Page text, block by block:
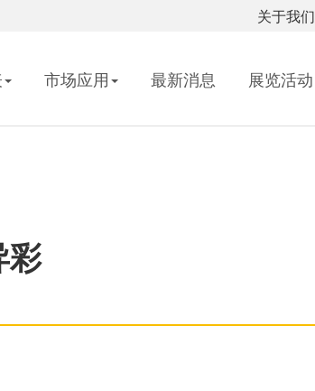
关于我们
市场应用 最新消息 展览活动
彩